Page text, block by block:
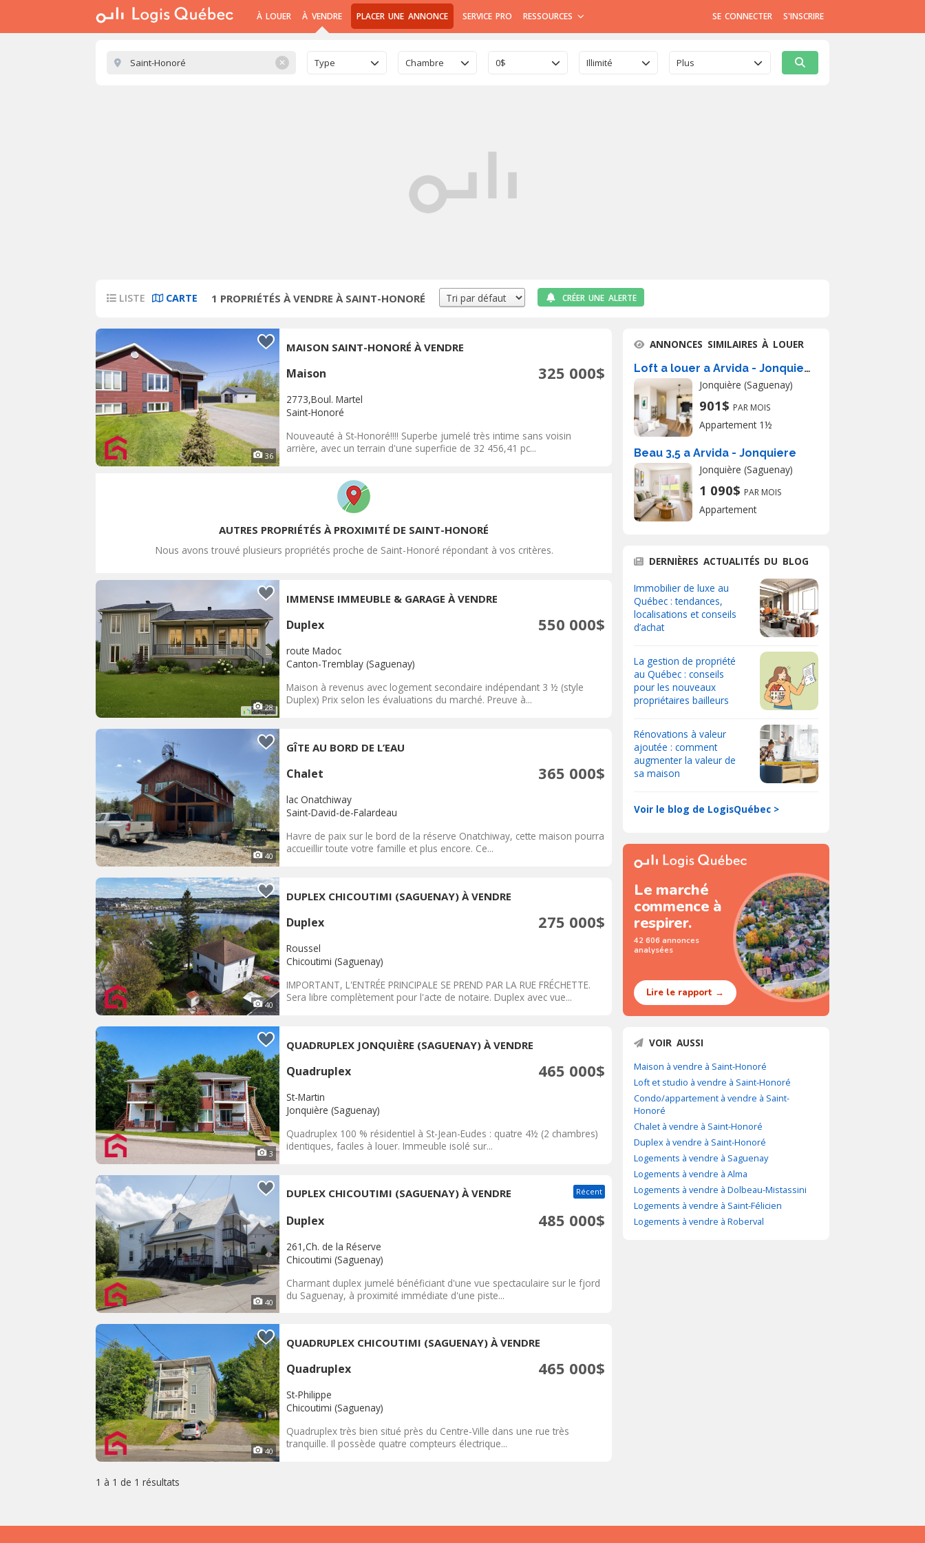
À LOUER À VENDRE PLACER UNE ANNONCE SERVICE PRO RESSOURCES SE CONNECTER S'INSCRIRE
✕ Type Chambre 0$ Illimité Plus
LISTE CARTE 1 PROPRIÉTÉS À VENDRE À SAINT-HONORÉ CRÉER UNE ALERTE
36
MAISON SAINT-HONORÉ À VENDRE
Maison 325 000$
2773,Boul. Martel
Saint-Honoré
Nouveauté à St-Honoré!!!! Superbe jumelé très intime sans voisin
arrière, avec un terrain d'une superficie de 32 456,41 pc...
AUTRES PROPRIÉTÉS À PROXIMITÉ DE SAINT-HONORÉ
Nous avons trouvé plusieurs propriétés proche de Saint-Honoré répondant à vos critères.
28
IMMENSE IMMEUBLE & GARAGE À VENDRE
Duplex 550 000$
route Madoc
Canton-Tremblay (Saguenay)
Maison à revenus avec logement secondaire indépendant 3 ½ (style
Duplex) Prix selon les évaluations du marché. Preuve à...
40
GÎTE AU BORD DE L’EAU
Chalet 365 000$
lac Onatchiway
Saint-David-de-Falardeau
Havre de paix sur le bord de la réserve Onatchiway, cette maison pourra
accueillir toute votre famille et plus encore. Ce...
40
DUPLEX CHICOUTIMI (SAGUENAY) À VENDRE
Duplex 275 000$
Roussel
Chicoutimi (Saguenay)
IMPORTANT, L'ENTRÉE PRINCIPALE SE PREND PAR LA RUE FRÉCHETTE.
Sera libre complètement pour l'acte de notaire. Duplex avec vue...
3
QUADRUPLEX JONQUIÈRE (SAGUENAY) À VENDRE
Quadruplex 465 000$
St-Martin
Jonquière (Saguenay)
Quadruplex 100 % résidentiel à St-Jean-Eudes : quatre 4½ (2 chambres)
identiques, faciles à louer. Immeuble isolé sur...
40
DUPLEX CHICOUTIMI (SAGUENAY) À VENDRE Récent
Duplex 485 000$
261,Ch. de la Réserve
Chicoutimi (Saguenay)
Charmant duplex jumelé bénéficiant d'une vue spectaculaire sur le fjord
du Saguenay, à proximité immédiate d'une piste...
40
QUADRUPLEX CHICOUTIMI (SAGUENAY) À VENDRE
Quadruplex 465 000$
St-Philippe
Chicoutimi (Saguenay)
Quadruplex très bien situé près du Centre-Ville dans une rue très
tranquille. Il possède quatre compteurs électrique...
1 à 1 de 1 résultats
ANNONCES SIMILAIRES À LOUER
Loft a louer a Arvida - Jonquiere
Jonquière (Saguenay)
901$ PAR MOIS
Appartement 1½
Beau 3,5 a Arvida - Jonquiere
Jonquière (Saguenay)
1 090$ PAR MOIS
Appartement
DERNIÈRES ACTUALITÉS DU BLOG
Immobilier de luxe au
Québec : tendances,
localisations et conseils
d’achat
La gestion de propriété
au Québec : conseils
pour les nouveaux
propriétaires bailleurs
Rénovations à valeur
ajoutée : comment
augmenter la valeur de
sa maison
Voir le blog de LogisQuébec >
Le marché
commence à
respirer.
42 606 annonces
analysées
Lire le rapport →
VOIR AUSSI
Maison à vendre à Saint-Honoré
Loft et studio à vendre à Saint-Honoré
Condo/appartement à vendre à Saint-
Honoré
Chalet à vendre à Saint-Honoré
Duplex à vendre à Saint-Honoré
Logements à vendre à Saguenay
Logements à vendre à Alma
Logements à vendre à Dolbeau-Mistassini
Logements à vendre à Saint-Félicien
Logements à vendre à Roberval